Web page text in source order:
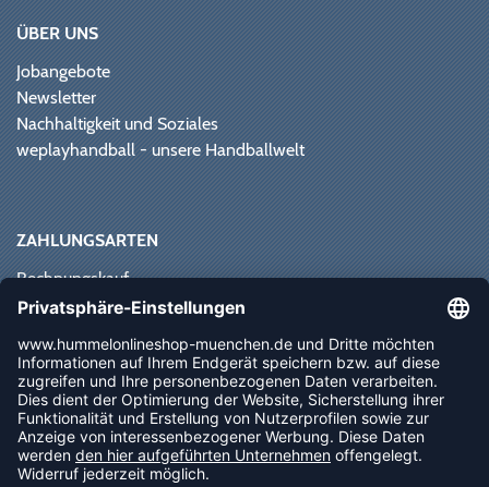
ÜBER UNS
Jobangebote
Newsletter
Nachhaltigkeit und Soziales
weplayhandball - unsere Handballwelt
ZAHLUNGSARTEN
Rechnungskauf
Paypal
Vorkasse
Sofortüberweisung
NEWSLETTER